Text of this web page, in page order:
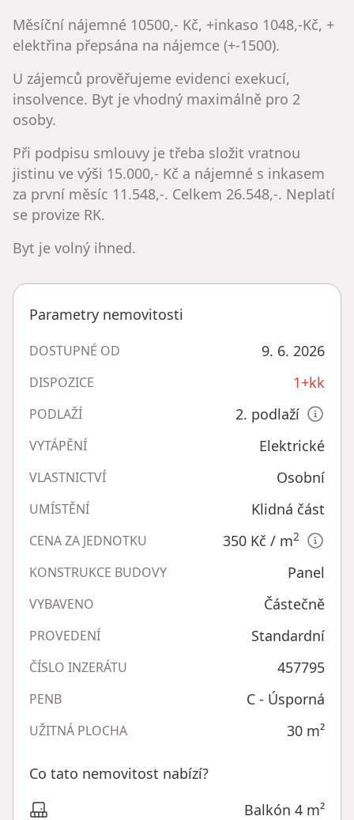
Měsíční nájemné 10500,- Kč, +inkaso 1048,-Kč, +
elektřina přepsána na nájemce (+-1500).
U zájemců prověřujeme evidenci exekucí,
insolvence. Byt je vhodný maximálně pro 2
osoby.
Při podpisu smlouvy je třeba složit vratnou
jistinu ve výši 15.000,- Kč a nájemné s inkasem
za první měsíc 11.548,-. Celkem 26.548,-. Neplatí
se provize RK.
Byt je volný ihned.
Parametry nemovitosti
DOSTUPNÉ OD 9. 6. 2026
DISPOZICE 1+kk
PODLAŽÍ 2. podlaží
VYTÁPĚNÍ Elektrické
VLASTNICTVÍ Osobní
UMÍSTĚNÍ Klidná část
CENA ZA JEDNOTKU 350 Kč / m2
KONSTRUKCE BUDOVY Panel
VYBAVENO Částečně
PROVEDENÍ Standardní
ČÍSLO INZERÁTU 457795
PENB C - Úsporná
UŽITNÁ PLOCHA 30 m²
Co tato nemovitost nabízí?
Balkón 4 m²